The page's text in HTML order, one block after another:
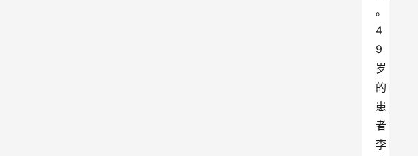
。
4
9
岁
的
患
者
李